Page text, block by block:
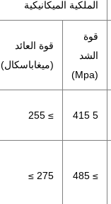
الملكية الميكانيكية
قوة
الشد
(Mpa)
قوة العائد
(ميغاباسكال)
5 415
≥ 255
≥ 485
275 ≥